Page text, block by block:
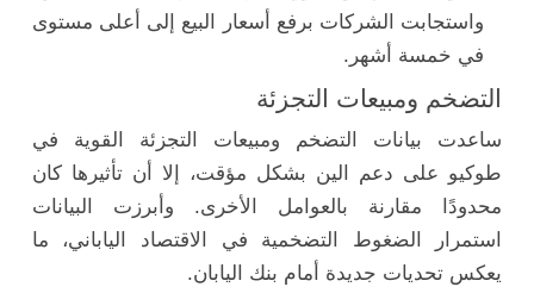
واستجابت الشركات برفع أسعار البيع إلى أعلى مستوى
في خمسة أشهر.
التضخم ومبيعات التجزئة
ساعدت بيانات التضخم ومبيعات التجزئة القوية في
طوكيو على دعم الين بشكل مؤقت، إلا أن تأثيرها كان
محدودًا مقارنة بالعوامل الأخرى. وأبرزت البيانات
استمرار الضغوط التضخمية في الاقتصاد الياباني، ما
يعكس تحديات جديدة أمام بنك اليابان.